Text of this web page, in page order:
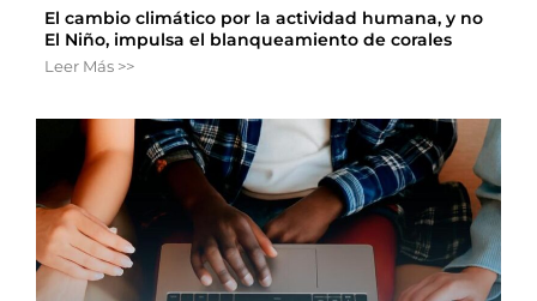
El cambio climático por la actividad humana, y no
El Niño, impulsa el blanqueamiento de corales
Leer Más >>